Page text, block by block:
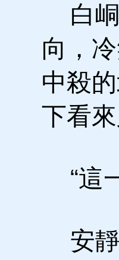
白峒
向，
中殺
下看
“這
安靜